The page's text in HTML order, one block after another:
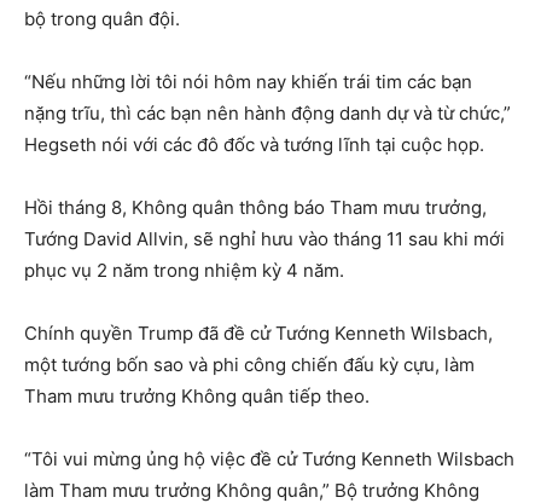
bộ trong quân đội.
“Nếu những lời tôi nói hôm nay khiến trái tim các bạn
nặng trĩu, thì các bạn nên hành động danh dự và từ chức,”
Hegseth nói với các đô đốc và tướng lĩnh tại cuộc họp.
Hồi tháng 8, Không quân thông báo Tham mưu trưởng,
Tướng David Allvin, sẽ nghỉ hưu vào tháng 11 sau khi mới
phục vụ 2 năm trong nhiệm kỳ 4 năm.
Chính quyền Trump đã đề cử Tướng Kenneth Wilsbach,
một tướng bốn sao và phi công chiến đấu kỳ cựu, làm
Tham mưu trưởng Không quân tiếp theo.
“Tôi vui mừng ủng hộ việc đề cử Tướng Kenneth Wilsbach
làm Tham mưu trưởng Không quân,” Bộ trưởng Không